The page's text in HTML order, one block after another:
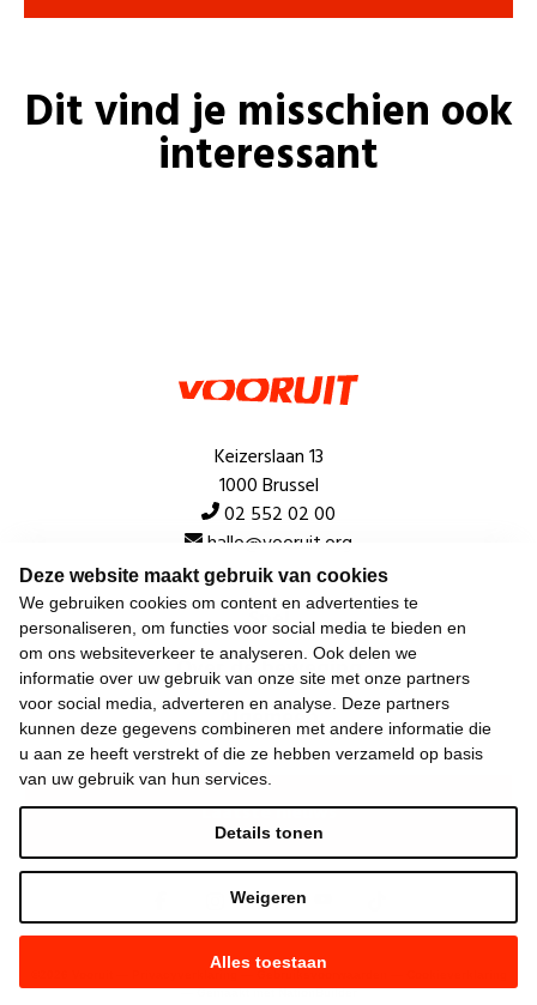
Deze website maakt gebruik van cookies
We gebruiken cookies om content en advertenties te
personaliseren, om functies voor social media te bieden en
om ons websiteverkeer te analyseren. Ook delen we
informatie over uw gebruik van onze site met onze partners
voor social media, adverteren en analyse. Deze partners
kunnen deze gegevens combineren met andere informatie die
u aan ze heeft verstrekt of die ze hebben verzameld op basis
van uw gebruik van hun services.
Alles toestaan
Weigeren
Details tonen
Dit vind je misschien ook
interessant
Keizerslaan 13
1000 Brussel
02 552 02 00
hallo@vooruit.org
Snel
Over de beweging
Algemeen
Laatste nieuws
—Gemaakt met NationBuilder